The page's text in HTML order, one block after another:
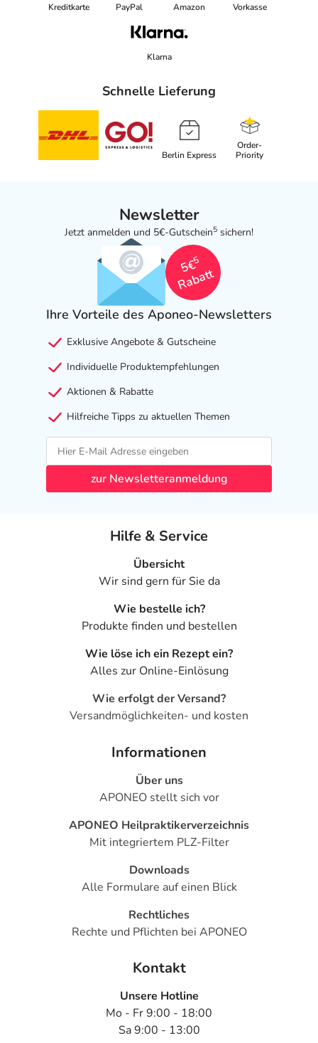
Kreditkarte PayPal Amazon Vorkasse
Klarna
Schnelle Lieferung
Berlin Express
Order-
Priority
Newsletter
Jetzt anmelden und 5€-Gutschein5 sichern!
5€
5
Rabatt
Ihre Vorteile des Aponeo-Newsletters
Exklusive Angebote & Gutscheine
Individuelle Produktempfehlungen
Aktionen & Rabatte
Hilfreiche Tipps zu aktuellen Themen
zur Newsletteranmeldung
Hilfe & Service
Übersicht
Wir sind gern für Sie da
Wie bestelle ich?
Produkte finden und bestellen
Wie löse ich ein Rezept ein?
Alles zur Online-Einlösung
Wie erfolgt der Versand?
Versandmöglichkeiten- und kosten
Informationen
Über uns
APONEO stellt sich vor
APONEO Heilpraktikerverzeichnis
Mit integriertem PLZ-Filter
Downloads
Alle Formulare auf einen Blick
Rechtliches
Rechte und Pflichten bei APONEO
Kontakt
Unsere Hotline
Mo - Fr 9:00 - 18:00
Sa 9:00 - 13:00